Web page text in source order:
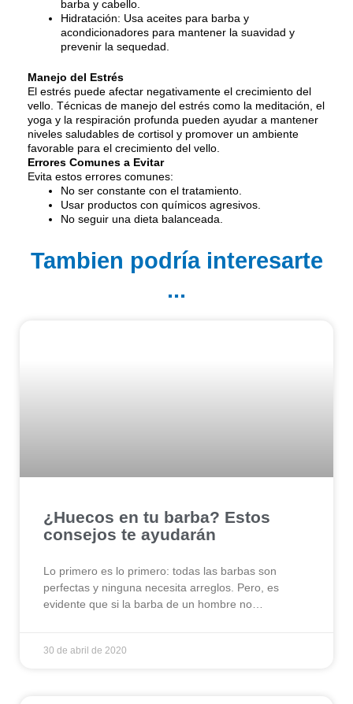
barba y cabello.
Hidratación: Usa aceites para barba y
acondicionadores para mantener la suavidad y
prevenir la sequedad.
Manejo del Estrés
El estrés puede afectar negativamente el crecimiento del
vello. Técnicas de manejo del estrés como la meditación, el
yoga y la respiración profunda pueden ayudar a mantener
niveles saludables de cortisol y promover un ambiente
favorable para el crecimiento del vello.
Errores Comunes a Evitar
Evita estos errores comunes:
No ser constante con el tratamiento.
Usar productos con químicos agresivos.
No seguir una dieta balanceada.
Tambien podría interesarte
...
¿Huecos en tu barba? Estos
consejos te ayudarán
Lo primero es lo primero: todas las barbas son
perfectas y ninguna necesita arreglos. Pero, es
evidente que si la barba de un hombre no…
30 de abril de 2020